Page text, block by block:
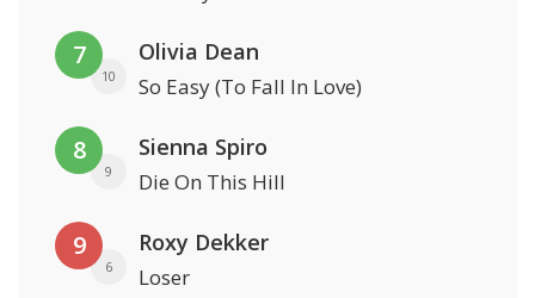
7
10
Olivia Dean
So Easy (To Fall In Love)
8
9
Sienna Spiro
Die On This Hill
9
6
Roxy Dekker
Loser